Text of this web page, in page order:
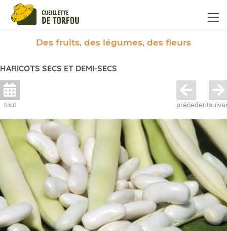
Des fruits, des légumes, des fleurs
HARICOTS SECS ET DEMI-SECS
tout précedent
Panneau de gestion des cookies